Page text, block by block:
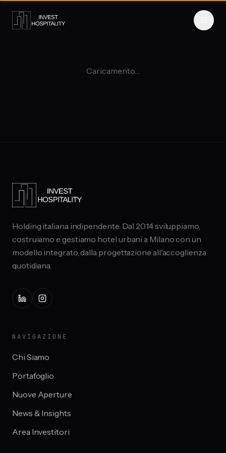
Caricamento…
Holding italiana indipendente. Dal 2014 sviluppiamo,
costruiamo e gestiamo hotel urbani a Milano con un
modello integrato, dalla progettazione all'accoglienza
quotidiana.
NAVIGAZIONE
Chi Siamo
Portafoglio
Nuove Aperture
News & Insights
Area Investitori